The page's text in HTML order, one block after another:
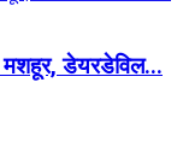
डेयरडेविल...